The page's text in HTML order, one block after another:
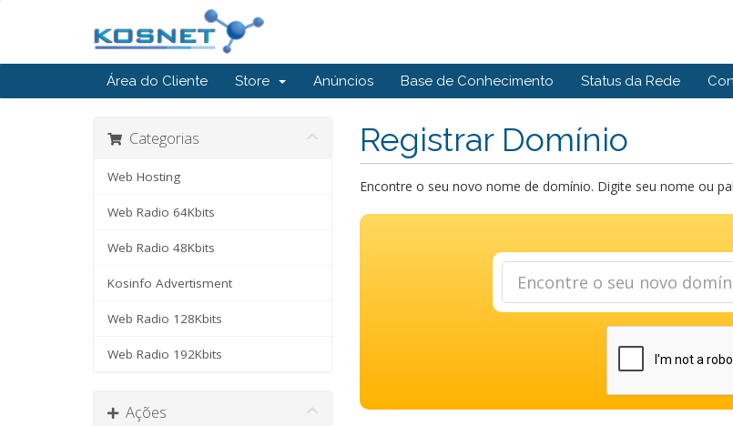
Área do Cliente Store Anúncios Base de Conhecimento Status da Rede
Registrar Domínio
Categorias
Web Hosting
Web Radio 64Kbits
Web Radio 48Kbits
Kosinfo Advertisment
Web Radio 128Kbits
Web Radio 192Kbits
Ações
Encontre o seu novo nome de domínio. Digite seu nome ou